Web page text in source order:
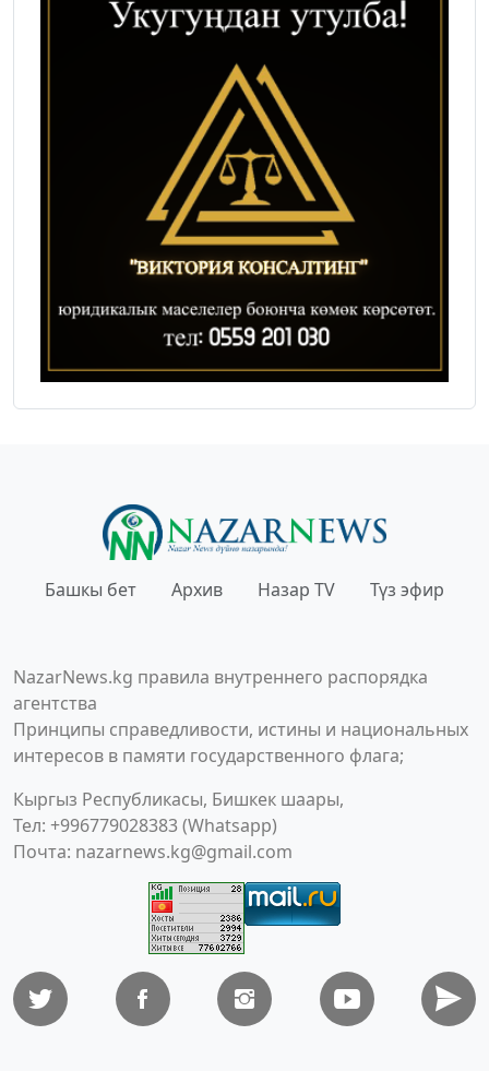
Башкы бет Архив Назар TV Түз эфир
NazarNews.kg правила внутреннего распорядка
агентства
Принципы справедливости, истины и национальных
интересов в памяти государственного флага;
Кыргыз Республикасы, Бишкек шаары,
Тел: +996779028383 (Whatsapp)
Почта: nazarnews.kg@gmail.com